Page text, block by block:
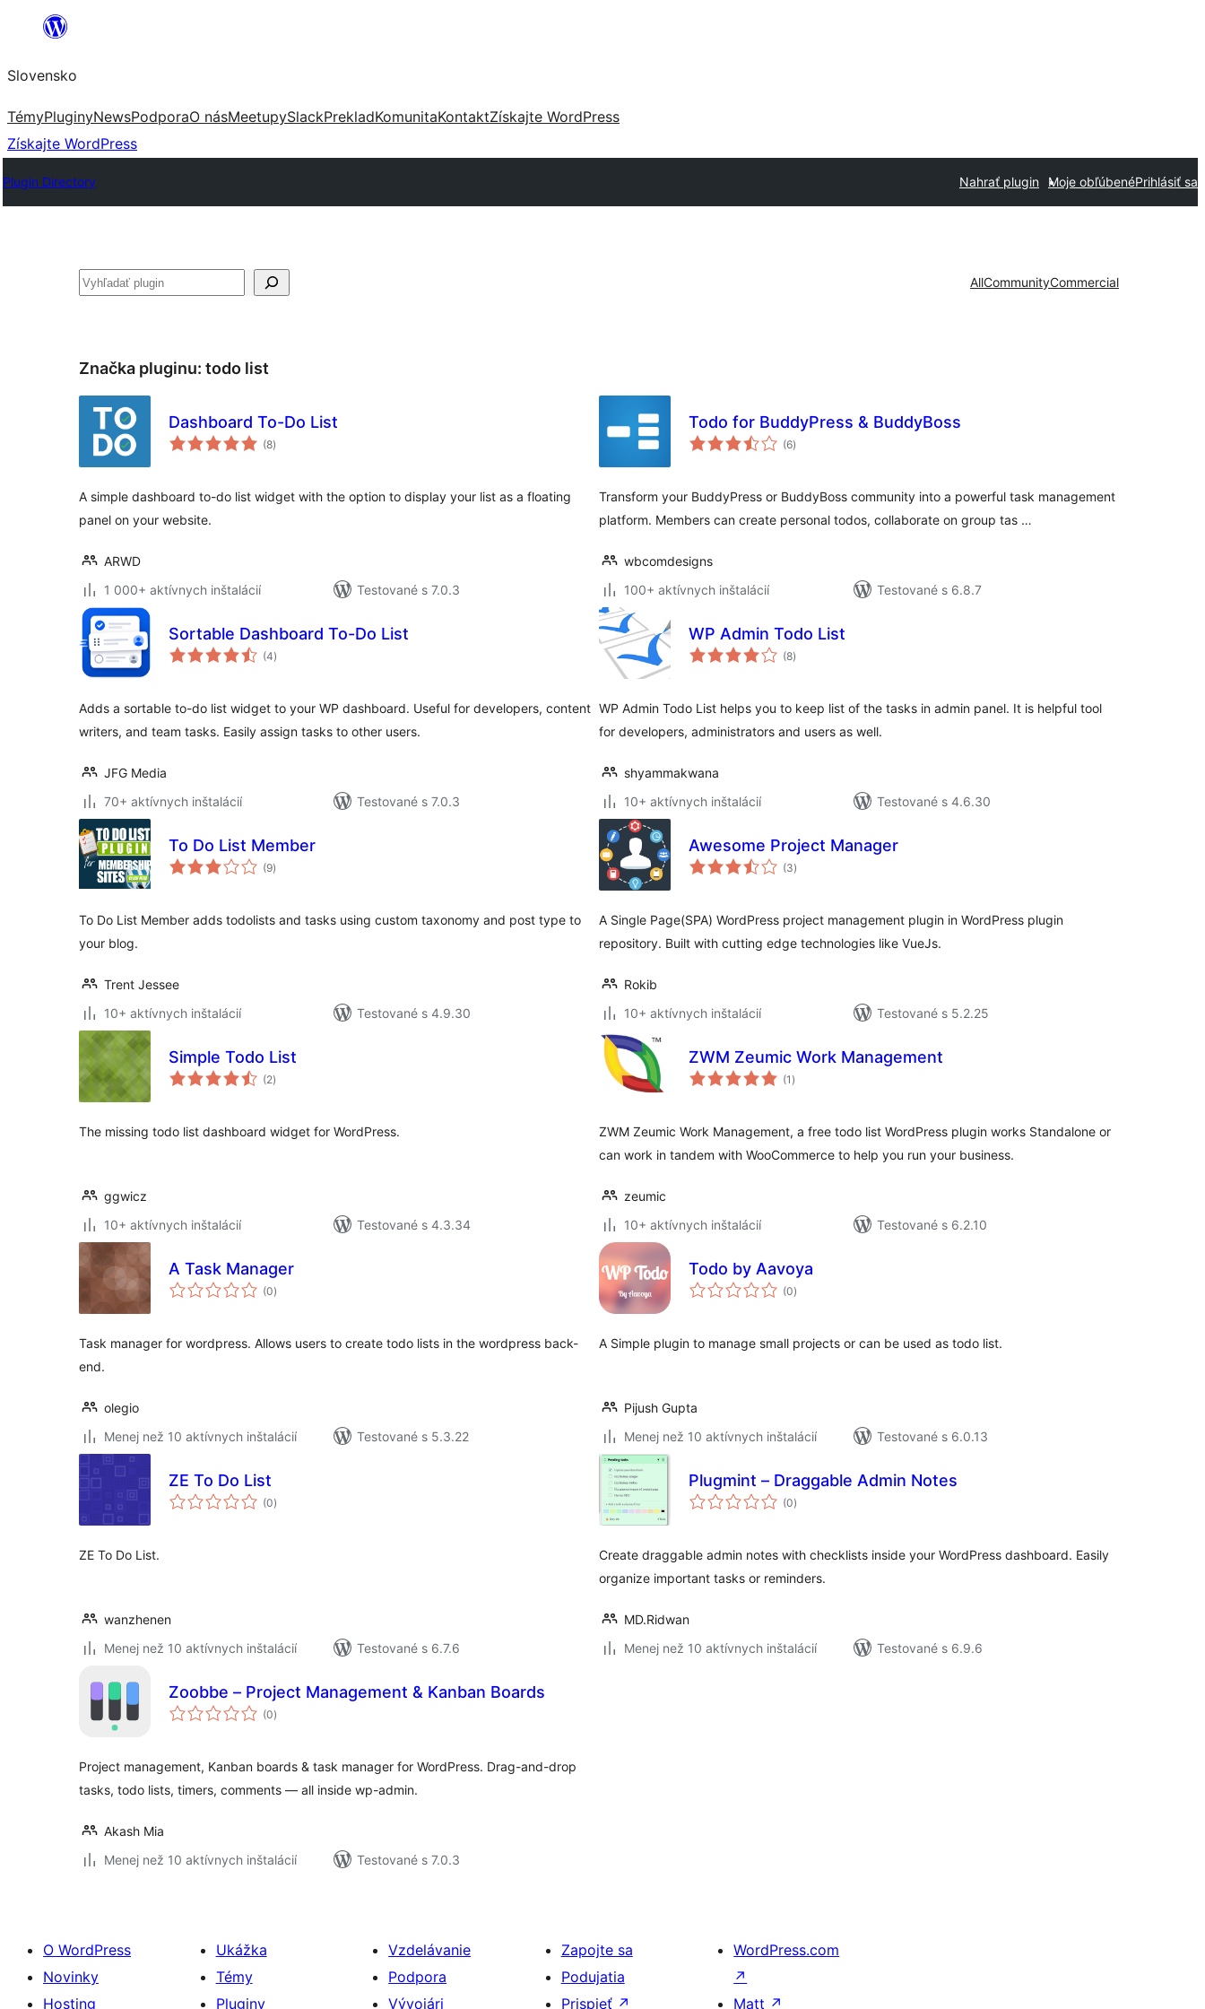
Prejsť
obsah
Slovensko
TémyPluginyNewsPodporaO násMeetupySlackPrekladKomunitaKontaktZískajte WordPress
Získajte WordPress
Plugin Directory Nahrať plugin Moje obľúbenéPrihlásiť sa
Hľadať AllCommunityCommercial
Značka pluginu: todo list
Dashboard To-Do List
(8celkové
hodnotenie
)
A simple dashboard to-do list widget with the option to display your list as a floating
panel on your website.
ARWD
1 000+ aktívnych inštalácií
Testované s 7.0.3
Todo for BuddyPress & BuddyBoss
(6celkové
hodnotenie
)
Transform your BuddyPress or BuddyBoss community into a powerful task management
platform. Members can create personal todos, collaborate on group tas …
wbcomdesigns
100+ aktívnych inštalácií
Testované s 6.8.7
Sortable Dashboard To-Do List
(4celkové
hodnotenie
)
Adds a sortable to-do list widget to your WP dashboard. Useful for developers, content
writers, and team tasks. Easily assign tasks to other users.
JFG Media
70+ aktívnych inštalácií
Testované s 7.0.3
WP Admin Todo List
(8celkové
hodnotenie
)
WP Admin Todo List helps you to keep list of the tasks in admin panel. It is helpful tool
for developers, administrators and users as well.
shyammakwana
10+ aktívnych inštalácií
Testované s 4.6.30
To Do List Member
(9celkové
hodnotenie
)
To Do List Member adds todolists and tasks using custom taxonomy and post type to
your blog.
Trent Jessee
10+ aktívnych inštalácií
Testované s 4.9.30
Awesome Project Manager
(3celkové
hodnotenie
)
A Single Page(SPA) WordPress project management plugin in WordPress plugin
repository. Built with cutting edge technologies like VueJs.
Rokib
10+ aktívnych inštalácií
Testované s 5.2.25
Simple Todo List
(2celkové
hodnotenie
)
The missing todo list dashboard widget for WordPress.
ggwicz
10+ aktívnych inštalácií
Testované s 4.3.34
ZWM Zeumic Work Management
(1 celkové
hodnotenie
)
ZWM Zeumic Work Management, a free todo list WordPress plugin works Standalone or
can work in tandem with WooCommerce to help you run your business.
zeumic
10+ aktívnych inštalácií
Testované s 6.2.10
A Task Manager
(0celkové
hodnotenie
)
Task manager for wordpress. Allows users to create todo lists in the wordpress back-
end.
olegio
Menej než 10 aktívnych inštalácií
Testované s 5.3.22
Todo by Aavoya
(0celkové
hodnotenie
)
A Simple plugin to manage small projects or can be used as todo list.
Pijush Gupta
Menej než 10 aktívnych inštalácií
Testované s 6.0.13
ZE To Do List
(0celkové
hodnotenie
)
ZE To Do List.
wanzhenen
Menej než 10 aktívnych inštalácií
Testované s 6.7.6
Plugmint – Draggable Admin Notes
(0celkové
hodnotenie
)
Create draggable admin notes with checklists inside your WordPress dashboard. Easily
organize important tasks or reminders.
MD.Ridwan
Menej než 10 aktívnych inštalácií
Testované s 6.9.6
Zoobbe – Project Management & Kanban Boards
(0celkové
hodnotenie
)
Project management, Kanban boards & task manager for WordPress. Drag-and-drop
tasks, todo lists, timers, comments — all inside wp-admin.
Akash Mia
Menej než 10 aktívnych inštalácií
Testované s 7.0.3
O WordPress
Novinky
Hosting
Ukážka
Témy
Pluginy
Vzdelávanie
Podpora
Vývojári
Zapojte sa
Podujatia
Prispieť ↗
WordPress.com
↗
Matt ↗